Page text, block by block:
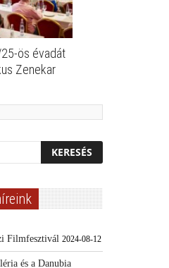
ös évadát
Zenekar
Filmfesztivál 2024-08-12
és a Danubia